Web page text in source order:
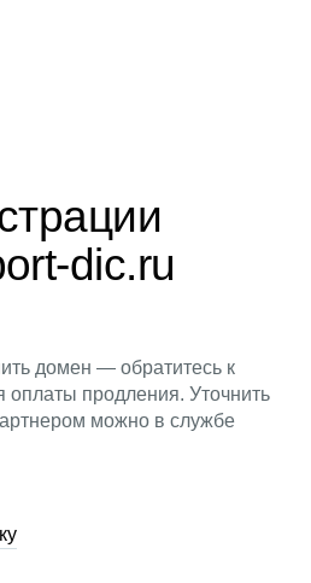
dic.ru
домен — обратитесь к
оплаты продления. Уточнить
можно в службе